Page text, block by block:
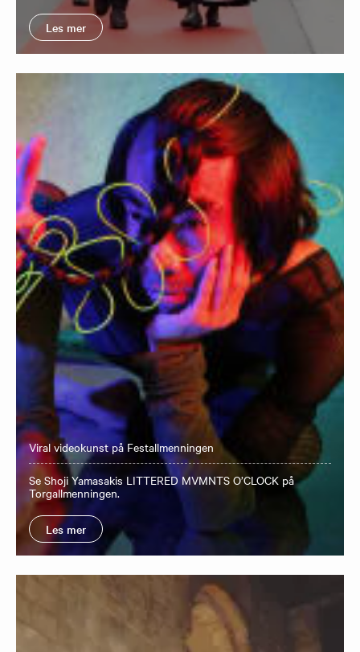
Les mer
Viral videokunst på Festallmenningen
Se Shoji Yamasakis LITTERED MVMNTS O’CLOCK på
Torgallmenningen.
Les mer